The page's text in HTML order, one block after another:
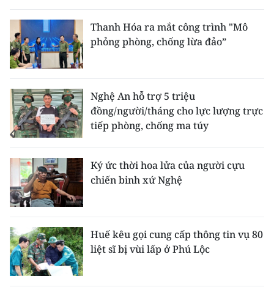
Thanh Hóa ra mắt công trình "Mô
phỏng phòng, chống lừa đảo”
Nghệ An hỗ trợ 5 triệu
đồng/người/tháng cho lực lượng trực
tiếp phòng, chống ma túy
Ký ức thời hoa lửa của người cựu
chiến binh xứ Nghệ
Huế kêu gọi cung cấp thông tin vụ 80
liệt sĩ bị vùi lấp ở Phú Lộc